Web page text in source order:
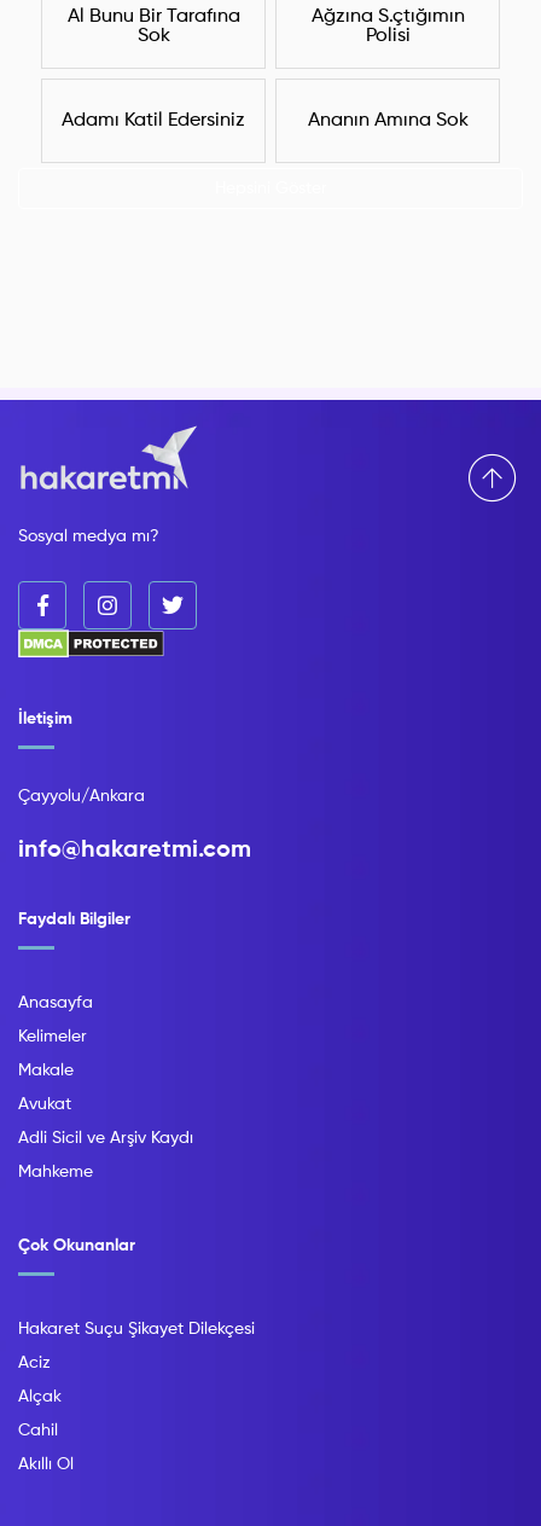
Al Bunu Bir Tarafına
Sok
Ağzına S.çtığımın
Polisi
Adamı Katil Edersiniz Ananın Amına Sok
Sosyal medya mı?
Faydalı Bilgiler
Anasayfa
Kelimeler
Makale
Avukat
Adli Sicil ve Arşiv Kaydı
Mahkeme
Çok Okunanlar
Hakaret Suçu Şikayet Dilekçesi
Aciz
Alçak
Cahil
Akıllı Ol
İletişim
Çayyolu/Ankara
info@hakaretmi.com